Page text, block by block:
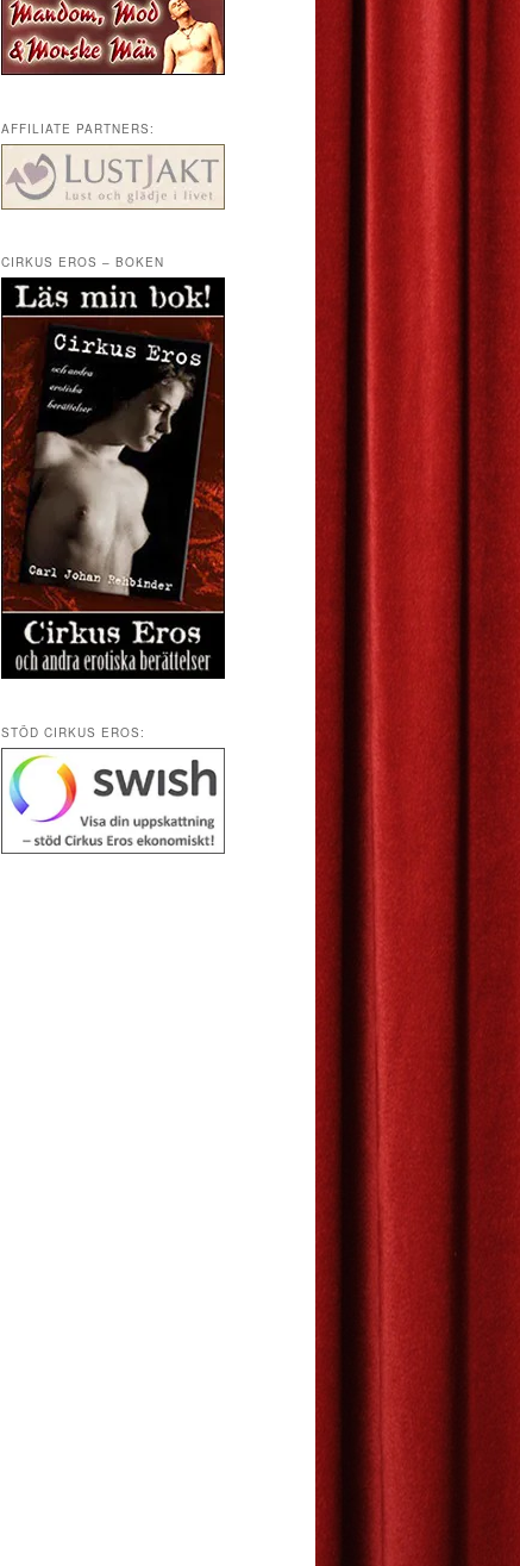
AFFILIATE PARTNERS:
CIRKUS EROS – BOKEN
STÖD CIRKUS EROS: